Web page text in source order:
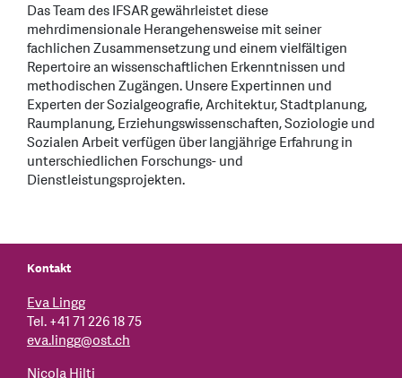
Das Team des IFSAR gewährleistet diese
mehrdimensionale Herangehensweise mit seiner
fachlichen Zusammensetzung und einem vielfältigen
Repertoire an wissenschaftlichen Erkenntnissen und
methodischen Zugängen. Unsere Expertinnen und
Experten der Sozialgeografie, Architektur, Stadtplanung,
Raumplanung, Erziehungswissenschaften, Soziologie und
Sozialen Arbeit verfügen über langjährige Erfahrung in
unterschiedlichen Forschungs- und
Dienstleistungsprojekten.
Kontakt
Eva Lingg
Tel. +41 71 226 18 75
eva.lingg@ost.ch
Nicola Hilti